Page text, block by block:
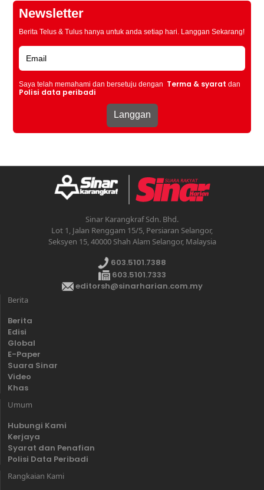
Newsletter
Berita Telus & Tulus hanya untuk anda setiap hari. Langgan Sekarang!
Saya telah memahami dan bersetuju dengan Terma & syarat dan
Polisi data peribadi
Sinar Karangkraf Sdn. Bhd.
Lot 1, Jalan Renggam 15/5, Persiaran Selangor,
Seksyen 15, 40000 Shah Alam Selangor, Malaysia
603.5101.7388
603.5101.7333
editorsh@sinarharian.com.my
Berita
Berita
Edisi
Global
E-Paper
Suara Sinar
Video
Khas
Umum
Hubungi Kami
Kerjaya
Syarat dan Penafian
Polisi Data Peribadi
Rangkaian Kami